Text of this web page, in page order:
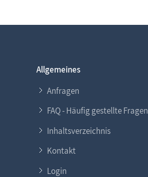
Allgemeines
Anfragen
FAQ - Häufig gestellte Fragen
Inhaltsverzeichnis
Kontakt
Login